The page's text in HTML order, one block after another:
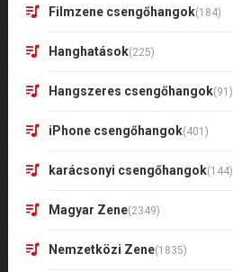
Filmzene csengőhangok(184)
Hanghatások(225)
Hangszeres csengőhangok(91)
iPhone csengőhangok(401)
karácsonyi csengőhangok(144)
Magyar Zene(2349)
Nemzetközi Zene(1835)